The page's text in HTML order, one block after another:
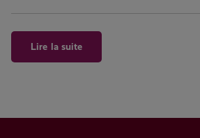
Lire la suite